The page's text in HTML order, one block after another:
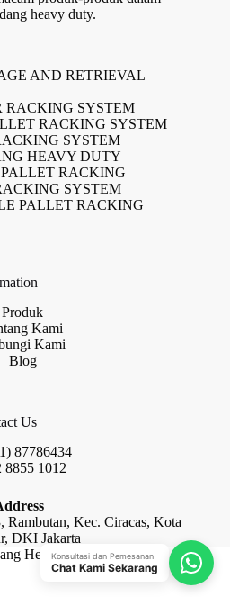
heavy duty.
AND RETRIEVAL
RACKING SYSTEM
RACKING SYSTEM
SYSTEM
HEAVY DUTY
RACKING
SYSTEM
PALLET RACKING
Produk
Kami
Kami
Blog
Us
87786434
8855 1012
Kec. Ciracas, Kota
DKI Jakarta
Heayy Duty by Raja Rak
Konsultasi dan Pemesanan
Chat Kami Sekarang